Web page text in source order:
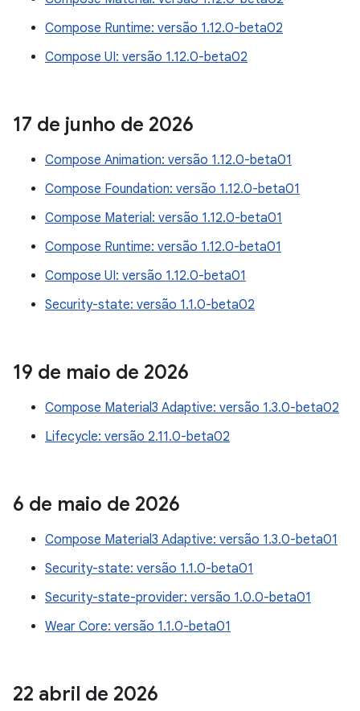
Compose Runtime: versão 1.12.0-beta02
Compose UI: versão 1.12.0-beta02
17 de junho de 2026
Compose Animation: versão 1.12.0-beta01
Compose Foundation: versão 1.12.0-beta01
Compose Material: versão 1.12.0-beta01
Compose Runtime: versão 1.12.0-beta01
Compose UI: versão 1.12.0-beta01
Security-state: versão 1.1.0-beta02
19 de maio de 2026
Compose Material3 Adaptive: versão 1.3.0-beta02
Lifecycle: versão 2.11.0-beta02
6 de maio de 2026
Compose Material3 Adaptive: versão 1.3.0-beta01
Security-state: versão 1.1.0-beta01
Security-state-provider: versão 1.0.0-beta01
Wear Core: versão 1.1.0-beta01
22 abril de 2026